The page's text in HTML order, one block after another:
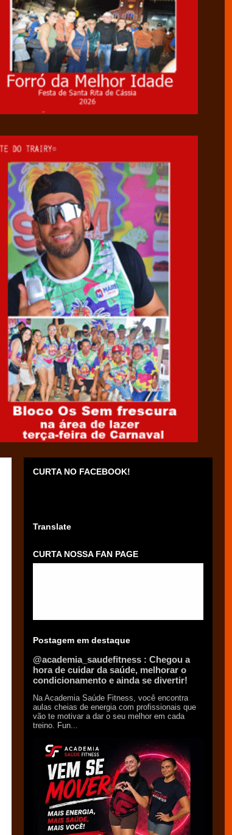
CURTA NO FACEBOOK!
Translate
CURTA NOSSA FAN PAGE
Postagem em destaque
@academia_saudefitness : Chegou a
hora de cuidar da saúde, melhorar o
condicionamento e ainda se divertir!
Na Academia Saúde Fitness, você encontra
aulas cheias de energia com profissionais que
vão te motivar a dar o seu melhor em cada
treino. Fun...